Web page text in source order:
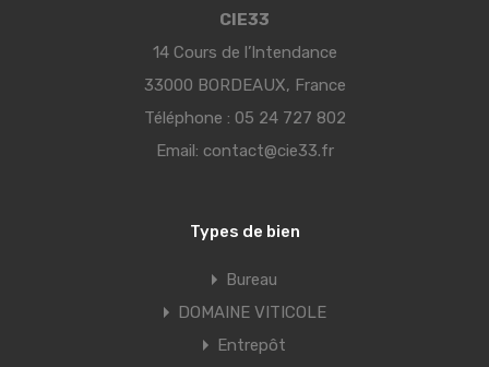
CIE33
14 Cours de l’Intendance
33000 BORDEAUX, France
Téléphone : 05 24 727 802
Email: contact@cie33.fr
Types de bien
Bureau
DOMAINE VITICOLE
Entrepôt